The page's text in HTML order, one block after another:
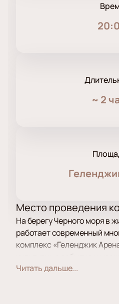
~ 2
Место проведения
На берегу Черного моря в
работает современный
комплекс «Геленджик
Пространство использует
Читать дальше...